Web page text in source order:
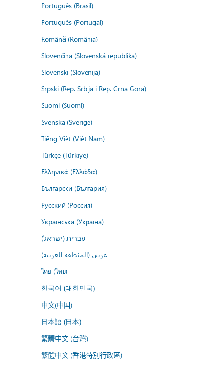
Português (Brasil)
Português (Portugal)
Română (România)
Slovenčina (Slovenská republika)
Slovenski (Slovenija)
Srpski (Rep. Srbija i Rep. Crna Gora)
Suomi (Suomi)
Svenska (Sverige)
Tiếng Việt (Việt Nam)
Türkçe (Türkiye)
Ελληνικά (Ελλάδα)
Български (България)
Русский (Россия)
Українська (Україна)
עברית (ישראל)
عربي (المنطقة العربية)
ไทย (ไทย)
한국어 (대한민국)
中文(中国)
日本語 (日本)
繁體中文 (台灣)
繁體中文 (香港特別行政區)